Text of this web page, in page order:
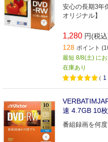
安心の長期3年
オリジナル】
1,280 円(税
128 ポイント
最短 8/8(土) に
在庫あり
（ 1
速 4.7GB 10
番組録画を何